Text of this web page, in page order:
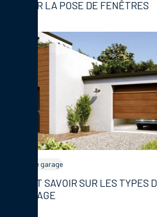
POUR LA POSE DE FENÊTRES
Portes de garage
TOUT SAVOIR SUR LES TYPES
GARAGE